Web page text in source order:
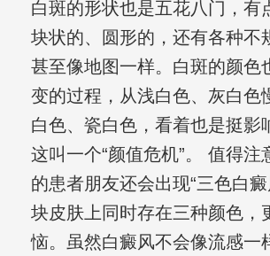
白斑的形状也是五花八门，有
块状的、圆形的，还有各种不
甚至像地图一样。白斑的颜色
变的过程，从浅白色、灰白色
白色、瓷白色，看着也是挺影
这叫一个“颜值危机”。 值得注
的患者朋友还会出现“三色白
块皮肤上同时存在三种颜色，
恼。虽然白癜风不会像流感一